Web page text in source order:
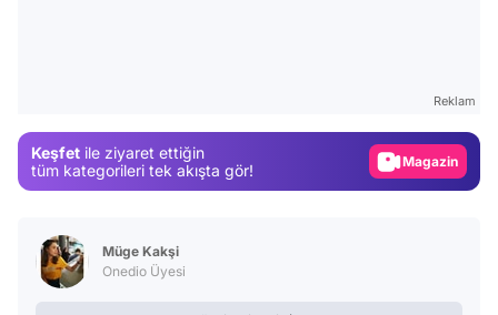
Reklam
Keşfet ile ziyaret ettiğin
tüm kategorileri tek akışta gör!
Magazin
Müge Kakşi
Onedio Üyesi